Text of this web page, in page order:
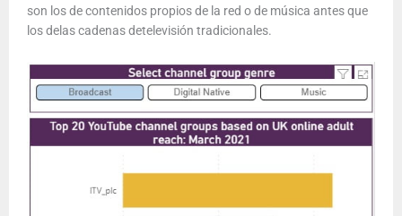
son los de contenidos propios de la red o de música antes que
los delas cadenas detelevisión tradicionales.